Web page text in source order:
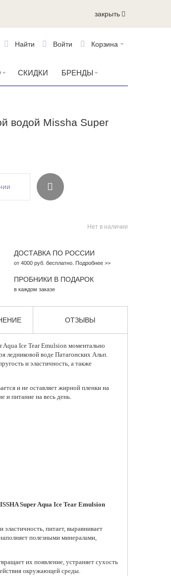
закрыть
Корзина
Войти
Найти
СКИДКИ БРЕНДЫ
водой Missha Super
Нет в наличии
ДОСТАВКА ПО РОССИИ
от 4000 руб. бесплатно. Подробнее >>
ПРОБНИКИ В ПОДАРОК
в каждом заказе
ОТЗЫВЫ
Aqua Ice Tear Emulsion моментально
ледниковой воде Патагонских Альп.
и эластичность, а также
и не оставляет жирной пленки на
и питание на весь день.
Super Aqua Ice Tear Emulsion
питает, выравнивает
полезными минералами,
их появление, устраняет сухость
окружающей среды.